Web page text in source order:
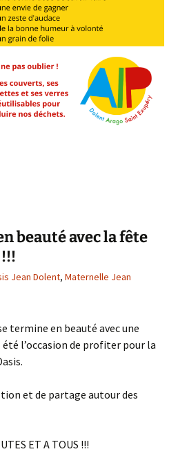
beauté avec la fête
Jean Dolent, Maternelle Jean
termine en beauté avec une
été l’occasion de profiter pour la
et de partage autour des
ET A TOUS !!!